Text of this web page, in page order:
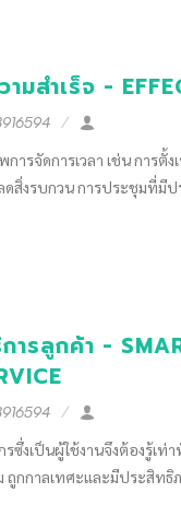
สำเร็จ -
จัดการเวลา เช่น การตั้ง
สิ่งรบกวน การประชุมที่มี
รลูกค้า -
เป็นผู้ใช้งานจึงต้องรู้เท่า
ถูกกาลเทศะและมีประสิทธิ